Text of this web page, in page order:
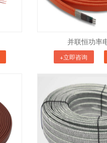
并联恒功率
+立即咨询